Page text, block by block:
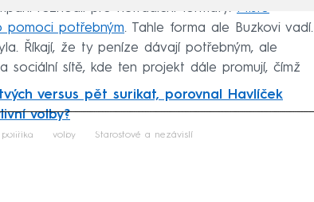
rozhodli pro netradiční formáty. Místo
pomoci potřebným. Tahle forma ale Buzkovi vadí.
Říkají, že ty peníze dávají potřebným, ale
sociální sítě, kde ten projekt dále promují, čímž
versus pět surikat, porovnal Havlíček
volby?
to fetch
politika volby Starostové a nezávislí